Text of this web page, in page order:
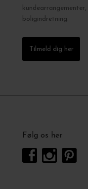
boligindretning.
Tilmeld dig her
Følg os her